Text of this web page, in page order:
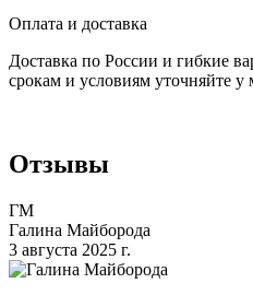
Оплата и доставка
Доставка по России и гибкие
срокам и условиям уточняйте у
Отзывы
ГМ
Галина Майборода
3 августа 2025 г.